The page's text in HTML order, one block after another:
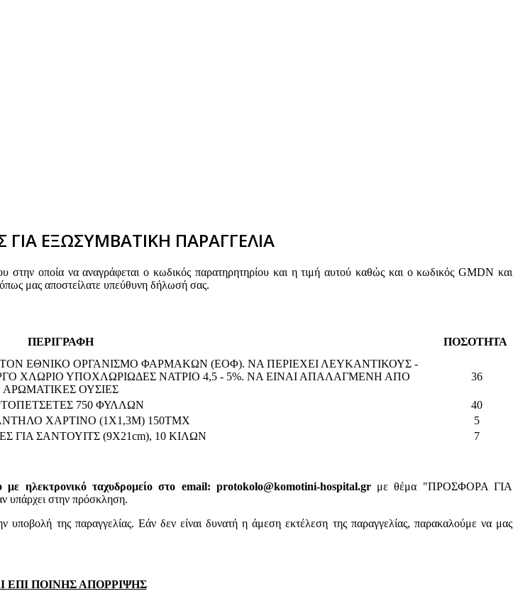
ΕΞΩΣΥΜΒΑΤΙΚΗ ΠΑΡΑΓΓΕΛΙΑ
οποία να αναγράφεται ο κωδικός παρατηρητηρίου και η τιμή αυτού καθώς και ο κωδικός GMDN και
μας αποστείλατε υπεύθυνη δήλωσή σας.
ΠΕΡΙΓΡΑΦΗ ΠΟΣΟΤΗΤΑ
ΕΘΝΙΚΟ ΟΡΓΑΝΙΣΜΟ ΦΑΡΜΑΚΩΝ (ΕΟΦ). ΝΑ ΠΕΡΙΕΧΕΙ ΛΕΥΚΑΝΤΙΚΟΥΣ -
ΧΛΩΡΙΟ ΥΠΟΧΛΩΡΙΩΔΕΣ ΝΑΤΡΙΟ 4,5 - 5%. ΝΑ ΕΙΝΑΙ ΑΠΑΛΑΓΜΕΝΗ ΑΠΟ
ΑΡΩΜΑΤΙΚΕΣ ΟΥΣΙΕΣ
36
750 ΦΥΛΛΩΝ
40
ΧΑΡΤΙΝΟ (1Χ1,3Μ) 150ΤΜΧ
5
ΓΙΑ ΣΑΝΤΟΥΙΤΣ (9Χ21cm), 10 ΚΙΛΩΝ 7
με ηλεκτρονικό ταχυδρομείο στο email: protokolo@komotini-hospital.grμε θέμα "ΠΡΟΣΦΟΡΑ ΓΙΑ
στην πρόσκληση.
υποβολή της παραγγελίας. Εάν δεν είναι δυνατή η άμεση εκτέλεση της παραγγελίας, παρακαλούμε να μας
ΕΠΙ ΠΟΙΝΗΣ ΑΠΟΡΡΙΨΗΣ